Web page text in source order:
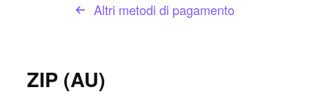
Altri metodi di pagamento
ZIP (AU)